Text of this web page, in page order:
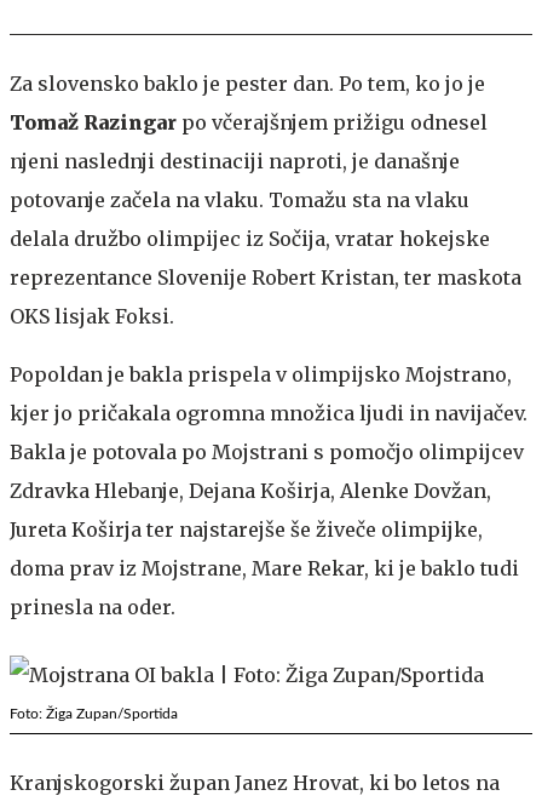
Za slovensko baklo je pester dan. Po tem, ko jo je
Tomaž Razingar po včerajšnjem prižigu odnesel
njeni naslednji destinaciji naproti, je današnje
potovanje začela na vlaku. Tomažu sta na vlaku
delala družbo olimpijec iz Sočija, vratar hokejske
reprezentance Slovenije Robert Kristan, ter maskota
OKS lisjak Foksi.
Popoldan je bakla prispela v olimpijsko Mojstrano,
kjer jo pričakala ogromna množica ljudi in navijačev.
Bakla je potovala po Mojstrani s pomočjo olimpijcev
Zdravka Hlebanje, Dejana Koširja, Alenke Dovžan,
Jureta Koširja ter najstarejše še živeče olimpijke,
doma prav iz Mojstrane, Mare Rekar, ki je baklo tudi
prinesla na oder.
Foto: Žiga Zupan/Sportida
Kranjskogorski župan Janez Hrovat, ki bo letos na